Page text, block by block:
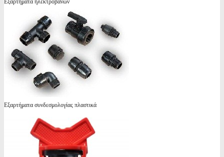
Εξαρτήματα ηλεκτροβανών
Εξαρτήματα συνδεσμολογίας πλαστικά